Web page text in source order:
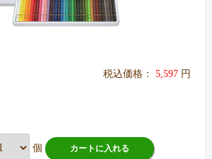
税込価格： 5,597 円
個 カートに入れる